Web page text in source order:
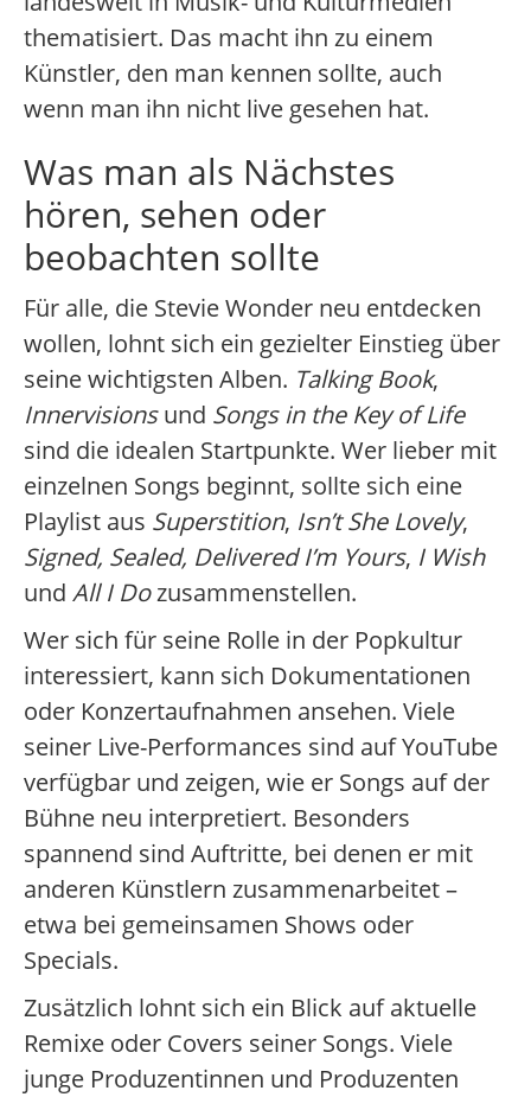
thematisiert. Das macht ihn zu einem
Künstler, den man kennen sollte, auch
wenn man ihn nicht live gesehen hat.
Was man als Nächstes
hören, sehen oder
beobachten sollte
Für alle, die Stevie Wonder neu entdecken
wollen, lohnt sich ein gezielter Einstieg über
seine wichtigsten Alben. Talking Book,
Innervisionsund Songs in the Key of Life
sind die idealen Startpunkte. Wer lieber mit
einzelnen Songs beginnt, sollte sich eine
Playlist aus Superstition, Isn’t She Lovely,
Signed, Sealed, Delivered I’m Yours, I Wish
und All I Dozusammenstellen.
Wer sich für seine Rolle in der Popkultur
interessiert, kann sich Dokumentationen
oder Konzertaufnahmen ansehen. Viele
seiner Live-Performances sind auf YouTube
verfügbar und zeigen, wie er Songs auf der
Bühne neu interpretiert. Besonders
spannend sind Auftritte, bei denen er mit
anderen Künstlern zusammenarbeitet –
etwa bei gemeinsamen Shows oder
Specials.
Zusätzlich lohnt sich ein Blick auf aktuelle
Remixe oder Covers seiner Songs. Viele
junge Produzentinnen und Produzenten